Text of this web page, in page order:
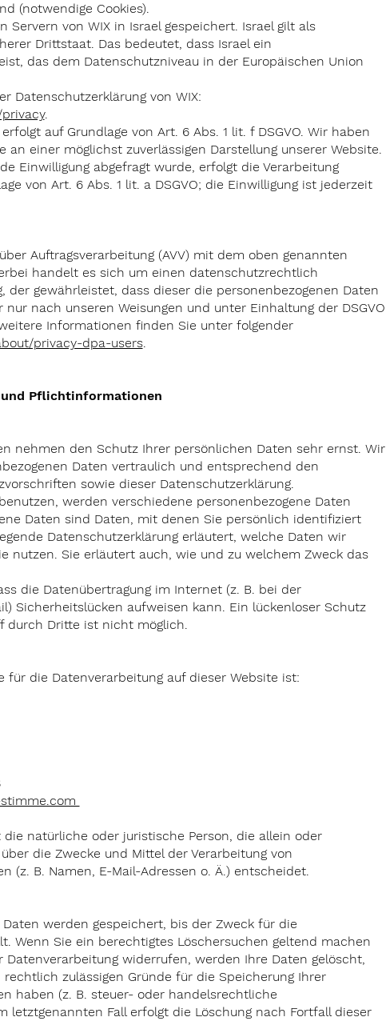
(notwendige Cookies).
Servern von WIX in Israel gespeichert. Israel gilt als
Drittstaat. Das bedeutet, dass Israel ein
das dem Datenschutzniveau in der Europäischen Union
Datenschutzerklärung von WIX:
.
auf Grundlage von Art. 6 Abs. 1 lit. f DSGVO. Wir haben
an einer möglichst zuverlässigen Darstellung unserer Website.
Einwilligung abgefragt wurde, erfolgt die Verarbeitung
von Art. 6 Abs. 1 lit. a DSGVO; die Einwilligung ist jederzeit
Auftragsverarbeitung (AVV) mit dem oben genannten
handelt es sich um einen datenschutzrechtlich
der gewährleistet, dass dieser die personenbezogenen Daten
nur nach unseren Weisungen und unter Einhaltung der DSGVO
Informationen finden Sie unter folgender
privacy-dpa-users.
Pflichtinformationen
nehmen den Schutz Ihrer persönlichen Daten sehr ernst. Wir
Daten vertraulich und entsprechend den
sowie dieser Datenschutzerklärung.
werden verschiedene personenbezogene Daten
Daten sind Daten, mit denen Sie persönlich identifiziert
Datenschutzerklärung erläutert, welche Daten wir
nutzen. Sie erläutert auch, wie und zu welchem Zweck das
die Datenübertragung im Internet (z. B. bei der
Sicherheitslücken aufweisen kann. Ein lückenloser Schutz
durch Dritte ist nicht möglich.
für die Datenverarbeitung auf dieser Website ist:
natürliche oder juristische Person, die allein oder
die Zwecke und Mittel der Verarbeitung von
(z. B. Namen, E-Mail-Adressen o. Ä.) entscheidet.
werden gespeichert, bis der Zweck für die
Wenn Sie ein berechtigtes Löschersuchen geltend machen
Datenverarbeitung widerrufen, werden Ihre Daten gelöscht,
zulässigen Gründe für die Speicherung Ihrer
haben (z. B. steuer- oder handelsrechtliche
letztgenannten Fall erfolgt die Löschung nach Fortfall dieser